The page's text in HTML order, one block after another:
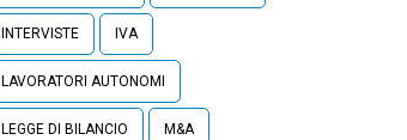
INTERVISTE IVA
LAVORATORI AUTONOMI
LEGGE DI BILANCIO M&A